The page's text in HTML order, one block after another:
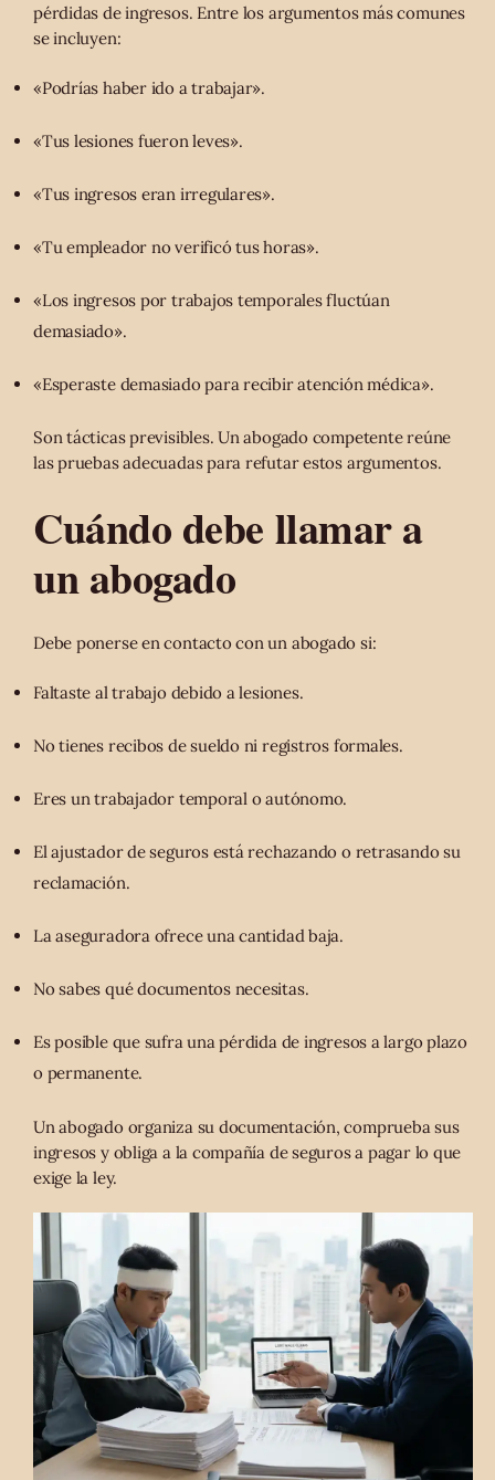
pérdidas de ingresos. Entre los argumentos más comunes
se incluyen:
«Podrías haber ido a trabajar».
«Tus lesiones fueron leves».
«Tus ingresos eran irregulares».
«Tu empleador no verificó tus horas».
«Los ingresos por trabajos temporales fluctúan
demasiado».
«Esperaste demasiado para recibir atención médica».
Son tácticas previsibles. Un abogado competente reúne
las pruebas adecuadas para refutar estos argumentos.
Cuándo debe llamar a
un abogado
Debe ponerse en contacto con un abogado si:
Faltaste al trabajo debido a lesiones.
No tienes recibos de sueldo ni registros formales.
Eres un trabajador temporal o autónomo.
El ajustador de seguros está rechazando o retrasando su
reclamación.
La aseguradora ofrece una cantidad baja.
No sabes qué documentos necesitas.
Es posible que sufra una pérdida de ingresos a largo plazo
o permanente.
Un abogado organiza su documentación, comprueba sus
ingresos y obliga a la compañía de seguros a pagar lo que
exige la ley.